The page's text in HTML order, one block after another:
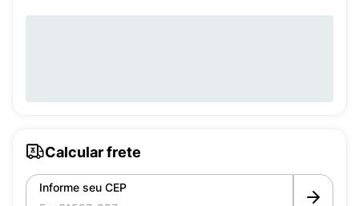
Calcular frete
Informe seu CEP